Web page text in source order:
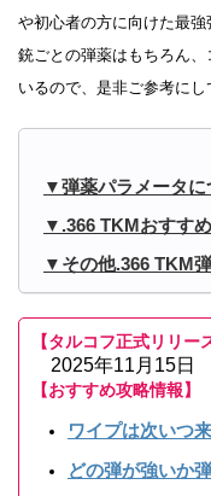
や初心者の方に向けた最強
銃ごとの弾薬はもちろん
いるので、是非ご参考にし
弾薬パラメータに
.366 TKMおすす
その他.366 TKM
【タルコフ正式リリー
2025年11月15日
【おすすめ攻略情報】
ワイプは次いつ
どの弾が強いか